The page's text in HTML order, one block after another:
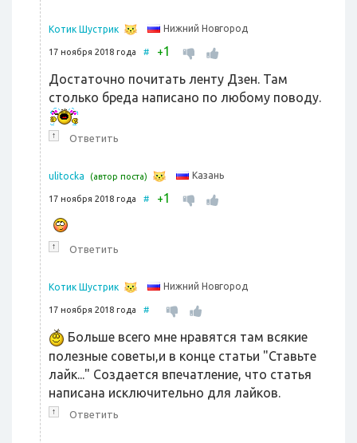
Котик Шустрик Нижний Новгород
17 ноября 2018 года # +1
Достаточно почитать ленту Дзен. Там
столько бреда написано по любому поводу.
↑ Ответить
ulitocka (автор поста) Казань
17 ноября 2018 года # +1
↑ Ответить
Котик Шустрик Нижний Новгород
17 ноября 2018 года #
Больше всего мне нравятся там всякие
полезные советы,и в конце статьи "Ставьте
лайк..." Создается впечатление, что статья
написана исключительно для лайков.
↑ Ответить